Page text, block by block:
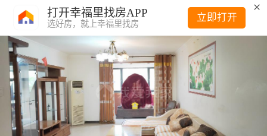
打开幸福里找房APP
选好房，就上幸福里找房
立即打开